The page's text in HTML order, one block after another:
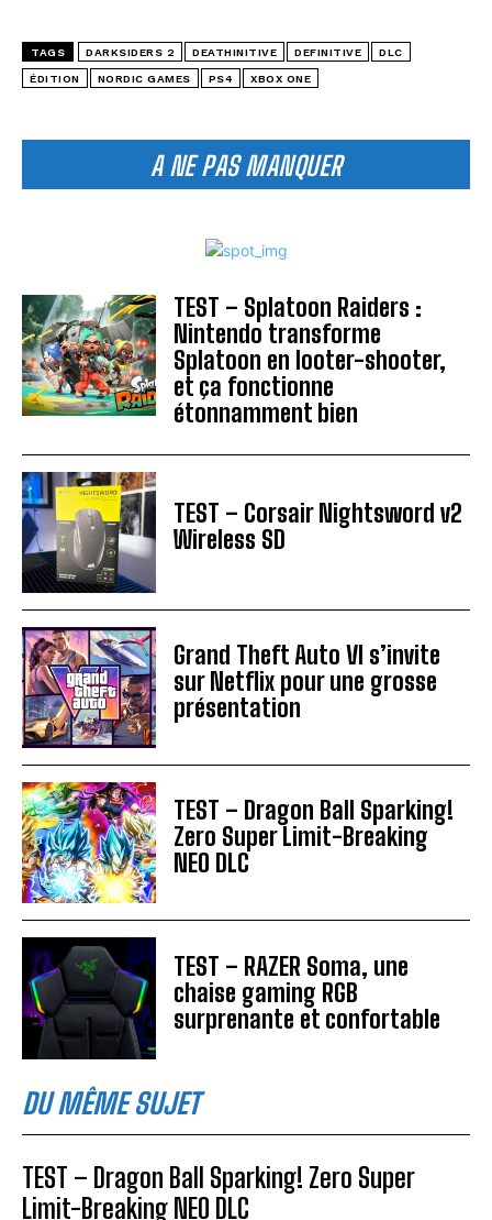
A NE PAS MANQUER
TEST – Splatoon Raiders :
Nintendo transforme
Splatoon en looter-shooter,
et ça fonctionne
étonnamment bien
TEST – Corsair Nightsword v2
Wireless SD
Grand Theft Auto VI s’invite
sur Netflix pour une grosse
présentation
TEST – Dragon Ball Sparking!
Zero Super Limit-Breaking
NEO DLC
TEST – RAZER Soma, une
chaise gaming RGB
surprenante et confortable
DU MÊME SUJET
TEST – Dragon Ball Sparking! Zero Super
Limit-Breaking NEO DLC
TAGS DARKSIDERS 2 DEATHINITIVE DEFINITIVE DLC
ÉDITION NORDIC GAMES PS4 XBOX ONE